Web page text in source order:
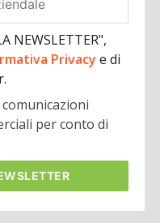
NEWSLETTER",
Privacye di
per conto di